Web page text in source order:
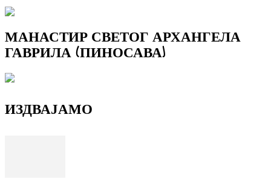
МАНАСТИР СВЕТОГ АРХАНГЕЛА
ГАВРИЛА (ПИНОСАВА)
ИЗДВАЈАМО